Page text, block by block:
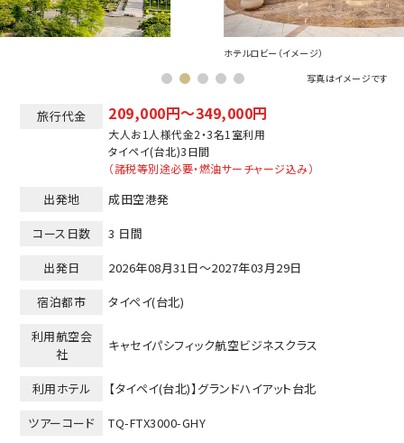
写真はイメージです
旅行代金 209,000円～349,000円
大人お1人様代金2・3名1室利用
タイペイ(台北)3日間
（諸税等別途必要・燃油サーチャージ込み）
出発地
成田空港発
コース日数
3 日間
出発日
2026年08月31日～2027年03月29日
宿泊都市
タイペイ(台北)
利用航空会
社
キャセイパシフィック航空ビジネスクラス
利用ホテル
【タイペイ(台北)】グランドハイアット台北
ツアーコード
TQ-FTX3000-GHY